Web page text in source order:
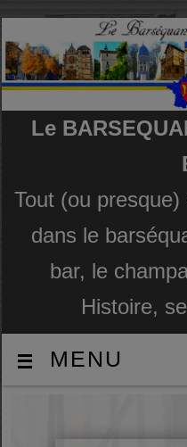
Le
Tout (ou
dans le
bar, le
Histoire,
MENU